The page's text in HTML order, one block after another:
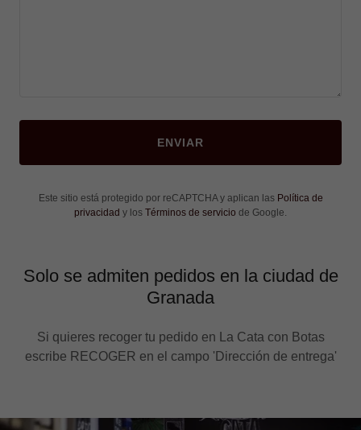
ENVIAR
Este sitio está protegido por reCAPTCHA y aplican las Política de
privacidad y los Términos de servicio de Google.
Solo se admiten pedidos en la ciudad de
Granada
Si quieres recoger tu pedido en La Cata con Botas
escribe RECOGER en el campo 'Dirección de entrega'